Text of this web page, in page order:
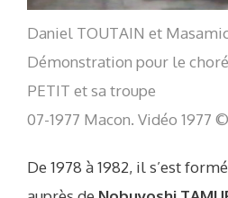
Daniel TOUTAIN et
Démonstration pour le
PETIT et sa troupe
07-1977 Macon. Vidéo 1977
De 1978 à 1982, il s’est